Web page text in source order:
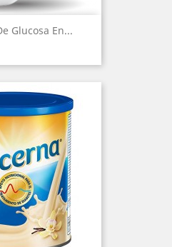
Glucosa En...